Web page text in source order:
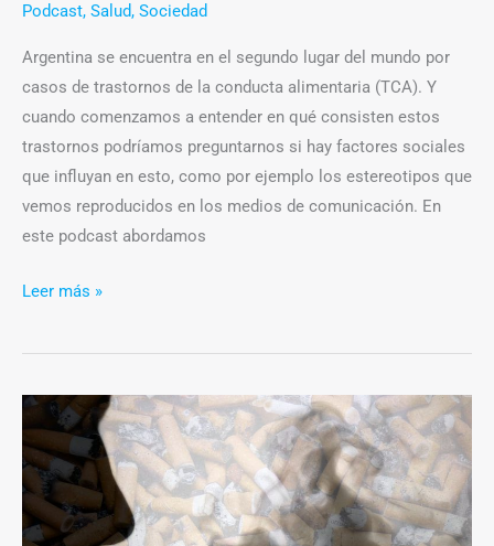
Podcast, Salud, Sociedad
Argentina se encuentra en el segundo lugar del mundo por
casos de trastornos de la conducta alimentaria (TCA). Y
cuando comenzamos a entender en qué consisten estos
trastornos podríamos preguntarnos si hay factores sociales
que influyan en esto, como por ejemplo los estereotipos que
vemos reproducidos en los medios de comunicación. En
este podcast abordamos
Leer más »
Tabaquismo:
sociología
de
una